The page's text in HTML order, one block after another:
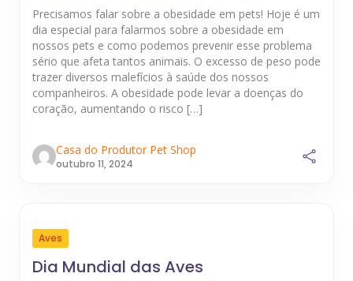
Precisamos falar sobre a obesidade em pets! Hoje é um
dia especial para falarmos sobre a obesidade em
nossos pets e como podemos prevenir esse problema
sério que afeta tantos animais. O excesso de peso pode
trazer diversos malefícios à saúde dos nossos
companheiros. A obesidade pode levar a doenças do
coração, aumentando o risco […]
Casa do Produtor Pet Shop
outubro 11, 2024
Aves
Dia Mundial das Aves